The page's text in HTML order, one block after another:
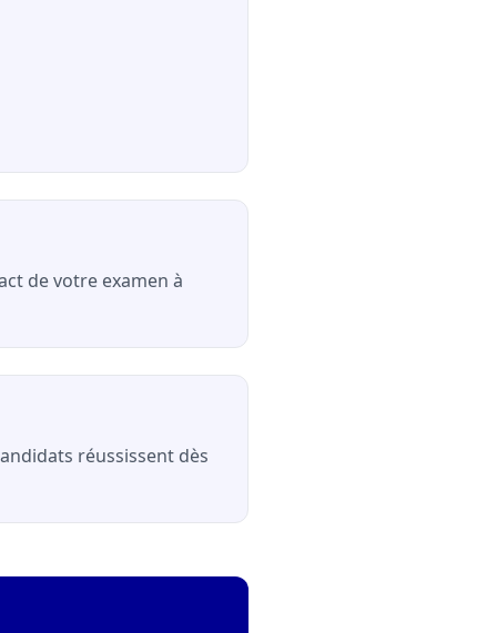
de votre examen à
réussissent dès